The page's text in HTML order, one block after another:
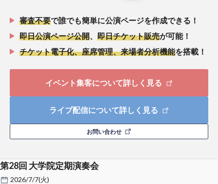
審査不要で誰でも簡単に公演ページを作成できる！
即日公演ページ公開
即日チケット販売が可能！
チケット電子化、座席管理、来場者分析機能を搭載！
イベント集客について詳しく見る
ライブ配信について詳しく見る
お問い合わせ
第28回 大学院定期演奏会
2026/7/7(火)